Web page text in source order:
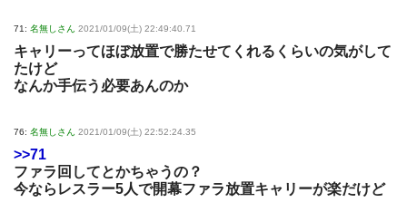
71: 名無しさん 2021/01/09(土) 22:49:40.71
キャリーってほぼ放置で勝たせてくれるくらいの気がして
たけど
なんか手伝う必要あんのか
76: 名無しさん 2021/01/09(土) 22:52:24.35
>>71
ファラ回してとかちゃうの？
今ならレスラー5人で開幕ファラ放置キャリーが楽だけど